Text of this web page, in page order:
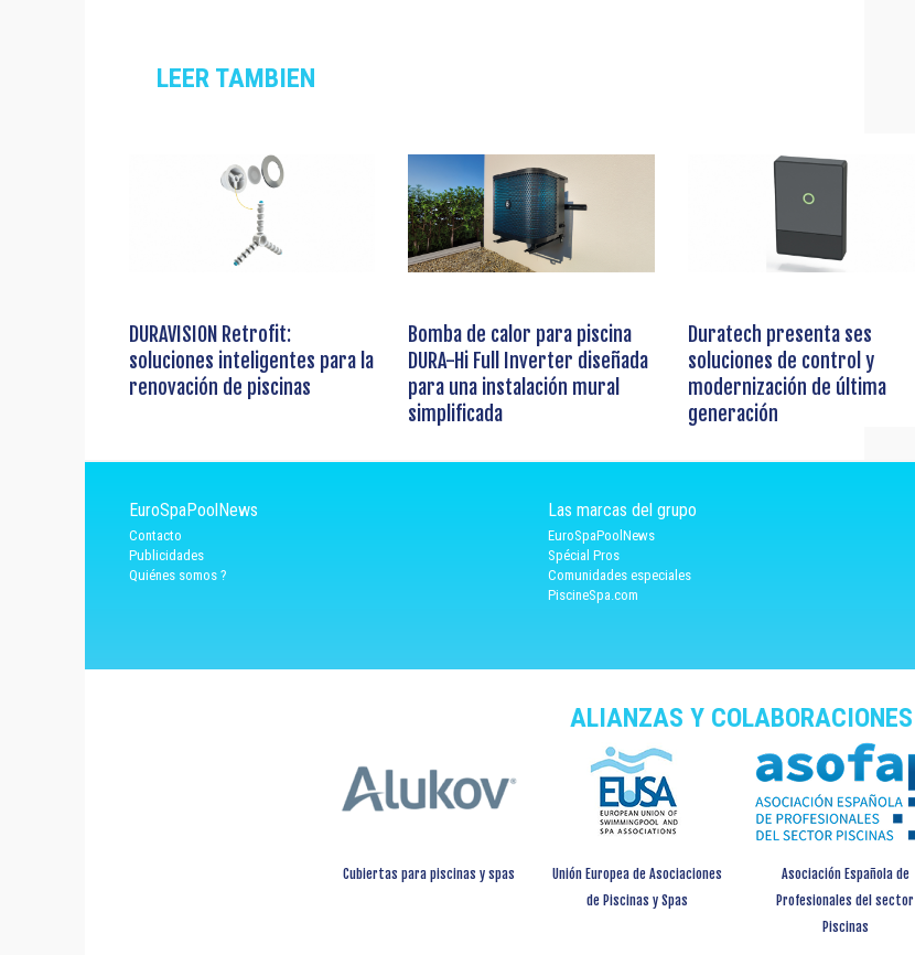
LEER TAMBIEN
DURAVISION Retrofit:
soluciones inteligentes para la
renovación de piscinas
Bomba de calor para piscina
DURA-Hi Full Inverter diseñada
para una instalación mural
simplificada
Duratech presenta ses
soluciones de control y
modernización de última
generación
EuroSpaPoolNews
Contacto
Publicidades
Quiénes somos ?
Las marcas del grupo
EuroSpaPoolNews
Spécial Pros
Comunidades especiales
PiscineSpa.com
ALIANZAS Y COLABORACIONES
Cubiertas para piscinas y spas
Unión Europea de Asociaciones
de Piscinas y Spas
Asociación Española de
Profesionales del sector
Piscinas